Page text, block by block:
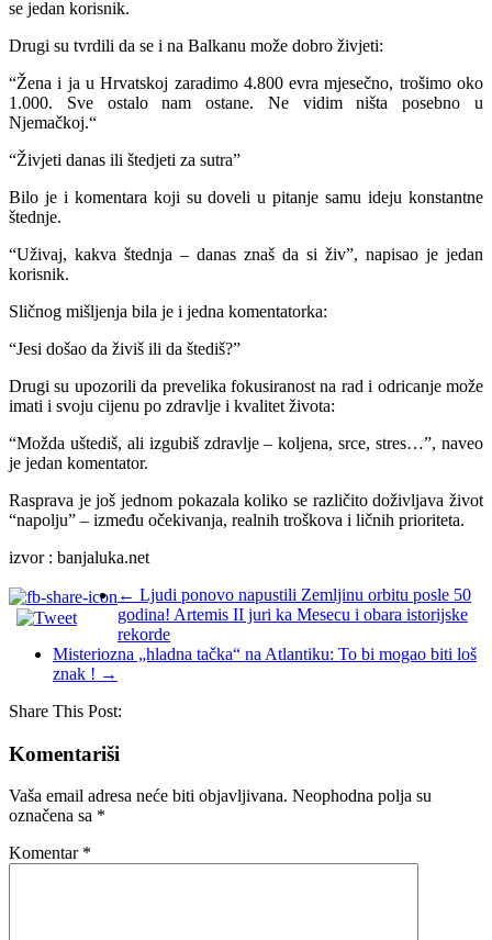
se jedan korisnik.
Drugi su tvrdili da se i na Balkanu može dobro živjeti:
“Žena i ja u Hrvatskoj zaradimo 4.800 evra mjesečno, trošimo oko
1.000. Sve ostalo nam ostane. Ne vidim ništa posebno u
Njemačkoj.“
“Živjeti danas ili štedjeti za sutra”
Bilo je i komentara koji su doveli u pitanje samu ideju konstantne
štednje.
“Uživaj, kakva štednja – danas znaš da si živ”, napisao je jedan
korisnik.
Sličnog mišljenja bila je i jedna komentatorka:
“Jesi došao da živiš ili da štediš?”
Drugi su upozorili da prevelika fokusiranost na rad i odricanje može
imati i svoju cijenu po zdravlje i kvalitet života:
“Možda uštediš, ali izgubiš zdravlje – koljena, srce, stres…”, naveo
je jedan komentator.
Rasprava je još jednom pokazala koliko se različito doživljava život
“napolju” – između očekivanja, realnih troškova i ličnih prioriteta.
izvor : banjaluka.net
← Ljudi ponovo napustili Zemljinu orbitu posle 50
godina! Artemis II juri ka Mesecu i obara istorijske
rekorde
Misteriozna „hladna tačka“ na Atlantiku: To bi mogao biti loš
znak ! →
Share This Post:
Komentariši
Vaša email adresa neće biti objavljivana. Neophodna polja su
označena sa *
Komentar *